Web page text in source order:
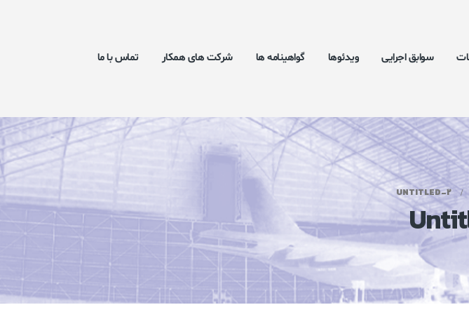
سوابق اجرایی ویدئوها گواهینامه ها شرکت های همکار تماس با ما
UNTITLED-2